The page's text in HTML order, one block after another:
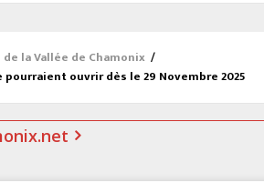
la Vallée de Chamonix /
ouvrir dès le 29 Novembre 2025